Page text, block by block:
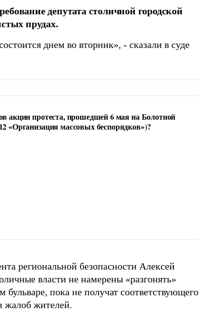
депутата столичной городской
прудах.
днем во вторник», - сказали в суде
акции протеста, прошедшей 6 мая на Болотной
«Организация массовых беспорядков»)?
региональной безопасности Алексей
власти не намерены «разгонять»
пока не получат соответствующего
жалоб жителей.